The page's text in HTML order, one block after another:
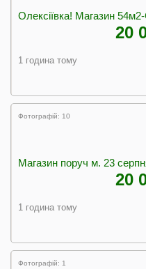
Олексіївка! Магазин
20
1 година тому
Фотографій: 10
Магазин поруч м. 23
20
1 година тому
Фотографій: 1